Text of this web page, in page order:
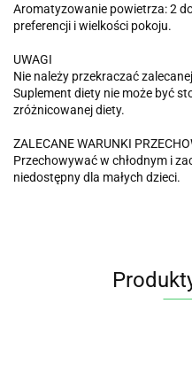
Aromatyzowanie powietrza: 2
preferencji i wielkości pokoju.
UWAGI
Nie należy przekraczać
Suplement diety nie może być
zróżnicowanej diety.
ZALECANE WARUNKI
Przechowywać w chłodnym i
niedostępny dla małych dzieci.